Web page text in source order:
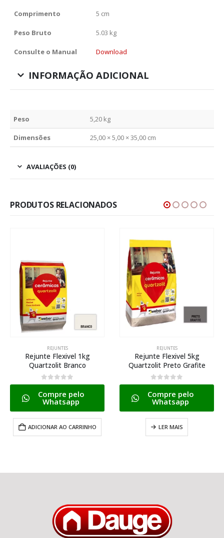
Comprimento 5 cm
Peso Bruto 5.03 kg
Consulte o Manual Download
INFORMAÇÃO ADICIONAL
Peso 5,20 kg
Dimensões 25,00 × 5,00 × 35,00 cm
AVALIAÇÕES (0)
PRODUTOS RELACIONADOS
REJUNTES
Rejunte Flexivel 1kg
Quartzolit Branco
0de 5
Compre pelo
Whatsapp
ADICIONAR AO CARRINHO
REJUNTES
Rejunte Flexivel 5kg
Quartzolit Preto Grafite
0de 5
Compre pelo
Whatsapp
LER MAIS